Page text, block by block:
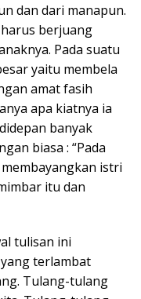
dan dari manapun.
berjuang
Pada suatu
yaitu membela
amat fasih
apa kiatnya ia
banyak
biasa : “Pada
istri
itu dan
tulisan ini
terlambat
Tulang-tulang